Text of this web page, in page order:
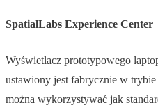
SpatialLabs Experience Center
Wyświetlacz prototypowego
ustawiony jest fabrycznie w
można wykorzystywać jak